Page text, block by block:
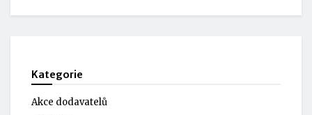
Kategorie
Akce dodavatelů